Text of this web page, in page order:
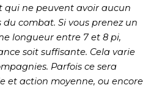
qui ne peuvent avoir aucun
combat. Si vous prenez un
longueur entre 7 et 8 pi,
soit suffisante. Cela varie
Parfois ce sera
et action moyenne, ou encore